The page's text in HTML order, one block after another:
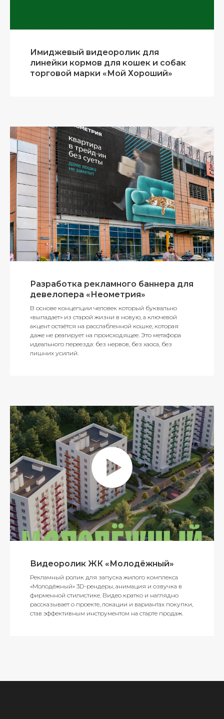
Имиджевый видеоролик для
линейки кормов для кошек и собак
торговой марки «Мой Хороший»
Разработка рекламного баннера для
девелопера «Неометрия»
В основе концепции человек который буквально
«выпадает» из старой жизни в новую, а ключевой
акцент остаётся на расслабленной кошке, которая
даже не реагирует на происходящее. Это метафора
идеального переезда: без нервов, без хаоса, без
лишних усилий.
Видеоролик ЖК «Молодёжный»
Рекламный ролик для запуска жилого комплекса
«Молодёжный» 3D-рендеры, анимация и озвучка в
фирменной стилистике. Видео кратко и наглядно
рассказывает о проекте, локации и вариантах покупки,
став эффективным инструментом на старте продаж.